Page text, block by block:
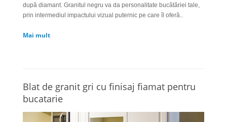
după diamant. Granitul negru va da personalitate bucătăriei tale,
prin intermediul impactului vizual puternic pe care îl oferă..
Mai mult
Blat de granit gri cu finisaj fiamat pentru
bucatarie